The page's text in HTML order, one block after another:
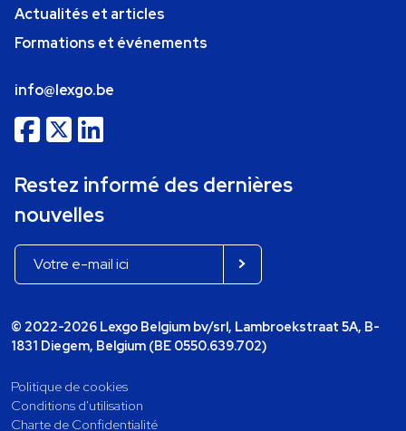
Actualités et articles
Formations et événements
info@lexgo.be
Restez informé des dernières
nouvelles
© 2022-2026 Lexgo Belgium bv/srl, Lambroekstraat 5A, B-
1831 Diegem, Belgium (BE 0550.639.702)
Politique de cookies
Conditions d'utilisation
Charte de Confidentialité